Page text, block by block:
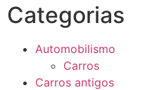
Categorias
Automobilismo
Carros
Carros antigos